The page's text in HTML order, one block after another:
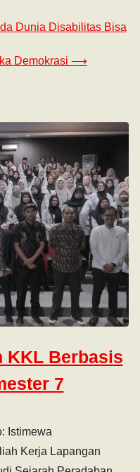
Dunia Disabilitas Bisa
Demokrasi ⟶
KKL Berbasis
7
Istimewa
Kerja Lapangan